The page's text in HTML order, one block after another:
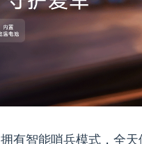
有智能哨兵模式，全